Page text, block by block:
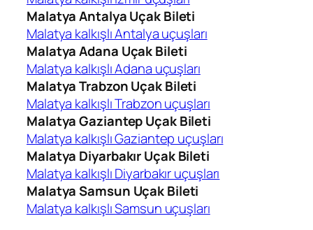
Malatya Antalya Uçak Bileti
Malatya kalkışlı Antalya uçuşları
Malatya Adana Uçak Bileti
Malatya kalkışlı Adana uçuşları
Malatya Trabzon Uçak Bileti
Malatya kalkışlı Trabzon uçuşları
Malatya Gaziantep Uçak Bileti
Malatya kalkışlı Gaziantep uçuşları
Malatya Diyarbakır Uçak Bileti
Malatya kalkışlı Diyarbakır uçuşları
Malatya Samsun Uçak Bileti
Malatya kalkışlı Samsun uçuşları